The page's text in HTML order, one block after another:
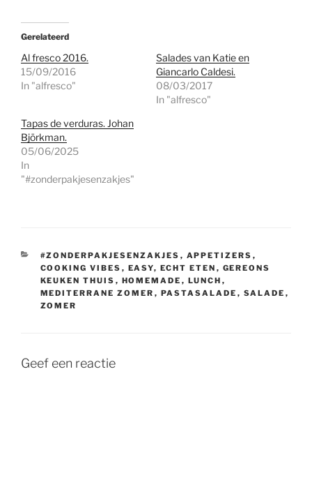
Gerelateerd
Al fresco 2016.
15/09/2016
In "alfresco"
Salades van Katie en
Giancarlo Caldesi.
08/03/2017
In "alfresco"
Tapas de verduras. Johan
Björkman.
05/06/2025
In
"#zonderpakjesenzakjes"
CATEGORIEËN
#ZONDERPAKJESENZAKJES , APPETIZERS ,
COOKING VIBES , EASY, ECHT ETEN , GEREONS
KEUKEN THUIS , HOMEMADE , LUNCH ,
MEDITERRANE ZOMER , PASTASALADE , SALADE ,
ZOMER
Geef een reactie